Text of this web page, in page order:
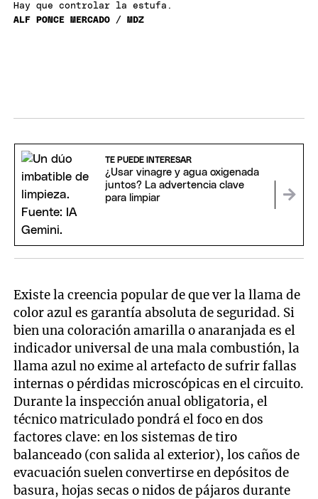
Hay que controlar la estufa.
ALF PONCE MERCADO / MDZ
TE PUEDE INTERESAR
¿Usar vinagre y agua oxigenada
juntos? La advertencia clave
para limpiar
Existe la creencia popular de que ver la llama de
color azul es garantía absoluta de seguridad. Si
bien una coloración amarilla o anaranjada es el
indicador universal de una mala combustión, la
llama azul no exime al artefacto de sufrir fallas
internas o pérdidas microscópicas en el circuito.
Durante la inspección anual obligatoria, el
técnico matriculado pondrá el foco en dos
factores clave: en los sistemas de tiro
balanceado (con salida al exterior), los caños de
evacuación suelen convertirse en depósitos de
basura, hojas secas o nidos de pájaros durante